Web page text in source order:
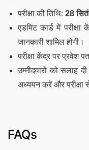
परीक्षा की तिथि: 28
एडमिट कार्ड में
जानकारी शामिल होगी।
परीक्षा केंद्र पर प्रवेश
उम्मीदवारों को सलाह
अध्ययन करें और परीक्षा
FAQs